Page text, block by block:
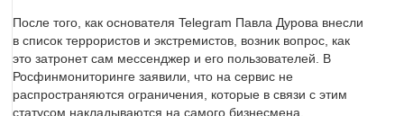
После того, как основателя Telegram Павла Дурова внесли
в список террористов и экстремистов, возник вопрос, как
это затронет сам мессенджер и его пользователей. В
Росфинмониторинге заявили, что на сервис не
распространяются ограничения, которые в связи с этим
статусом накладываются на самого бизнесмена.